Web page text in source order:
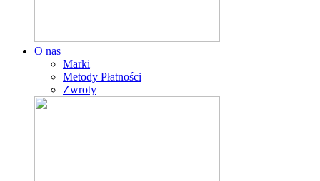
O nas
Marki
Metody Płatności
Zwroty